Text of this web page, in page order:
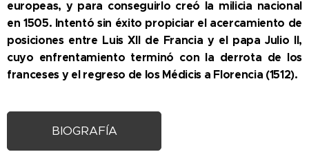
europeas, y para conseguirlo creó la milicia nacional
en 1505. Intentó sin éxito propiciar el acercamiento de
posiciones entre Luis XII de Francia y el papa Julio II,
cuyo enfrentamiento terminó con la derrota de los
franceses y el regreso de los Médicis a Florencia (1512).
BIOGRAFÍA